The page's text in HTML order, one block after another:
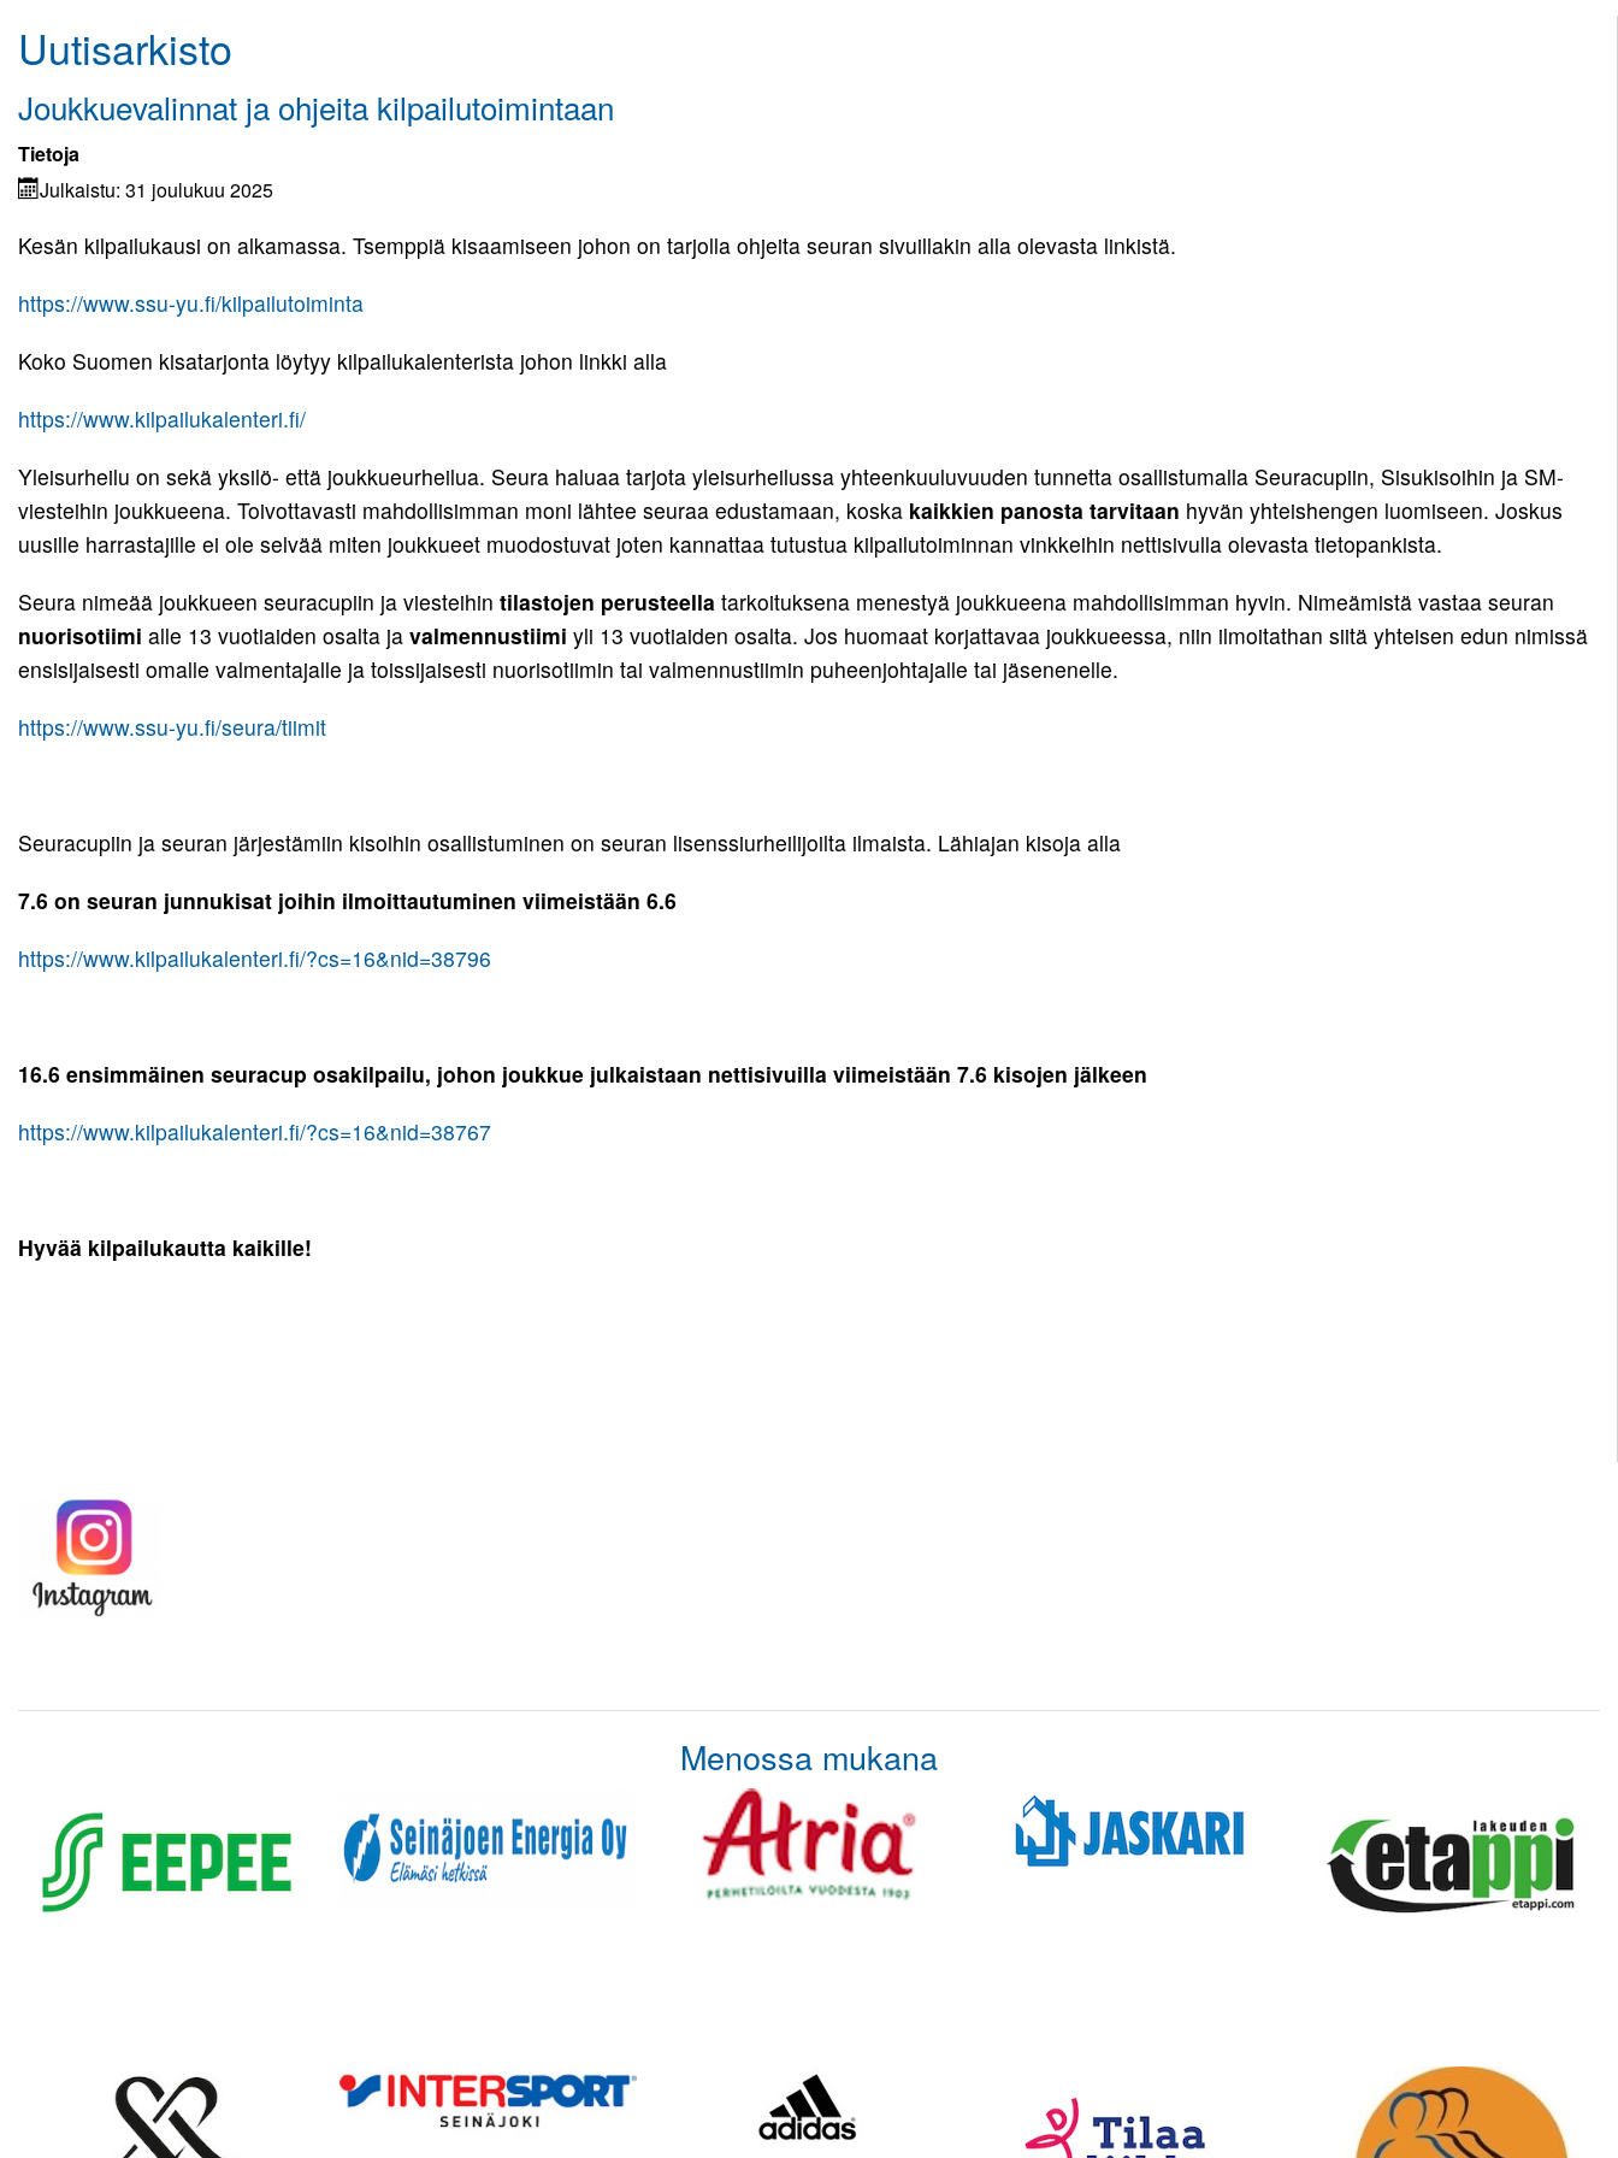
Kuvagalleria
Kumppanuus tekee hyvää
Yhteistyö UrheiluMehiläisen kanssa
Toiminnan tarkoitus
Kirjaudu
Uutisarkisto
Joukkuevalinnat ja ohjeita kilpailutoimintaan
Tietoja
Julkaistu: 31 joulukuu 2025
Kesän kilpailukausi on alkamassa. Tsemppiä kisaamiseen johon on tarjolla ohjeita seuran sivuillakin alla olevasta linkistä.
https://www.ssu-yu.fi/kilpailutoiminta
Koko Suomen kisatarjonta löytyy kilpailukalenterista johon linkki alla
https://www.kilpailukalenteri.fi/
Yleisurheilu on sekä yksilö- että joukkueurheilua. Seura haluaa tarjota yleisurheilussa yhteenkuuluvuuden tunnetta osallistumalla Seuracupiin, Sisukisoihin ja SM-
viesteihin joukkueena. Toivottavasti mahdollisimman moni lähtee seuraa edustamaan, koska kaikkien panosta tarvitaan hyvän yhteishengen luomiseen. Joskus
uusille harrastajille ei ole selvää miten joukkueet muodostuvat joten kannattaa tutustua kilpailutoiminnan vinkkeihin nettisivulla olevasta tietopankista.
Seura nimeää joukkueen seuracupiin ja viesteihin tilastojen perusteella tarkoituksena menestyä joukkueena mahdollisimman hyvin. Nimeämistä vastaa seuran
nuorisotiimi alle 13 vuotiaiden osalta ja valmennustiimi yli 13 vuotiaiden osalta. Jos huomaat korjattavaa joukkueessa, niin ilmoitathan siitä yhteisen edun nimissä
ensisijaisesti omalle valmentajalle ja toissijaisesti nuorisotiimin tai valmennustiimin puheenjohtajalle tai jäsenenelle.
https://www.ssu-yu.fi/seura/tiimit
Seuracupiin ja seuran järjestämiin kisoihin osallistuminen on seuran lisenssiurheilijoilta ilmaista. Lähiajan kisoja alla
7.6 on seuran junnukisat joihin ilmoittautuminen viimeistään 6.6
https://www.kilpailukalenteri.fi/?cs=16&nid=38796
16.6 ensimmäinen seuracup osakilpailu, johon joukkue julkaistaan nettisivuilla viimeistään 7.6 kisojen jälkeen
https://www.kilpailukalenteri.fi/?cs=16&nid=38767
Hyvää kilpailukautta kaikille!
Menossa mukana